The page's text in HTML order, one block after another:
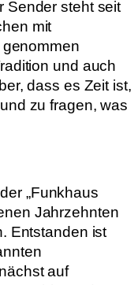
Sender steht seit
mit
und auch
dass es Zeit ist,
zu fragen, was
„Funkhaus
Jahrzehnten
Entstanden ist
auf